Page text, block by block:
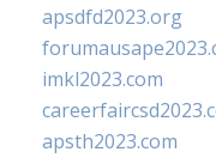
apsdfd2023.org
imkl2023.com
apsth2023.com